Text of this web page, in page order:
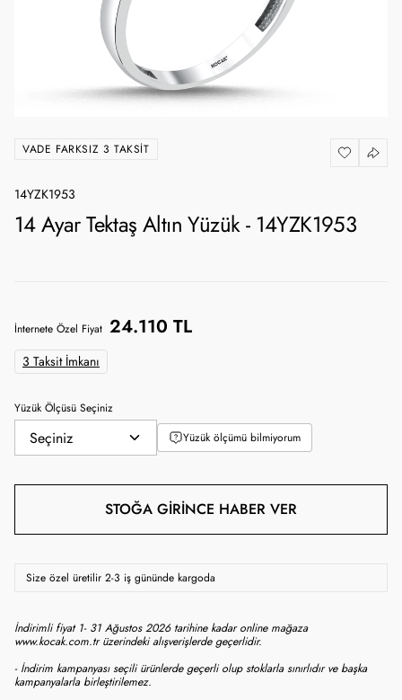
VADE FARKSIZ 3 TAKSIT
14YZK1953
14 Ayar Tektaş Altın Yüzük - 14YZK1953
İnternete Özel Fiyat 24.110 TL
3 Taksit İmkanı
Yüzük Ölçüsü Seçiniz
Yüzük ölçümü bilmiyorum
STOĞA GIRINCE HABER VER
Size özel üretilir 2-3 iş gününde kargoda
İndirimli fiyat 1- 31 Ağustos 2026 tarihine kadar online mağaza
www.kocak.com.tr üzerindeki alışverişlerde geçerlidir.
- İndirim kampanyası seçili ürünlerde geçerli olup stoklarla sınırlıdır ve başka
kampanyalarla birleştirilemez.